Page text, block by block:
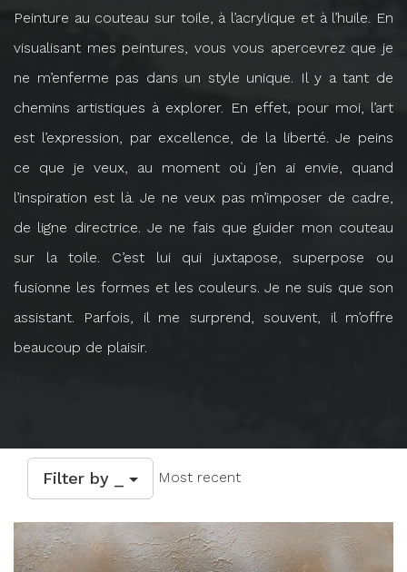
Peinture au couteau sur toile, à l’acrylique et à l’huile. En
visualisant mes peintures, vous vous apercevrez que je
ne m’enferme pas dans un style unique. Il y a tant de
chemins artistiques à explorer. En effet, pour moi, l’art
est l’expression, par excellence, de la liberté. Je peins
ce que je veux, au moment où j’en ai envie, quand
l’inspiration est là. Je ne veux pas m’imposer de cadre,
de ligne directrice. Je ne fais que guider mon couteau
sur la toile. C’est lui qui juxtapose, superpose ou
fusionne les formes et les couleurs. Je ne suis que son
assistant. Parfois, il me surprend, souvent, il m’offre
beaucoup de plaisir.
Filter by _ Most recent